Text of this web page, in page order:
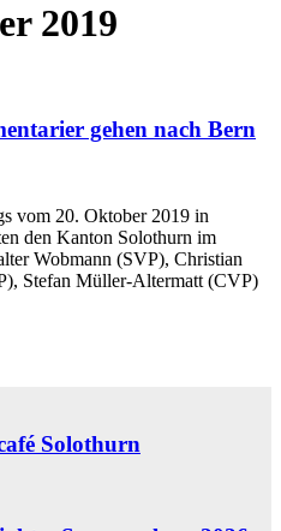
2019
gehen nach Bern
vom 20. Oktober 2019 in
den Kanton Solothurn im
Wobmann (SVP), Christian
Stefan Müller-Altermatt (CVP)
Solothurn